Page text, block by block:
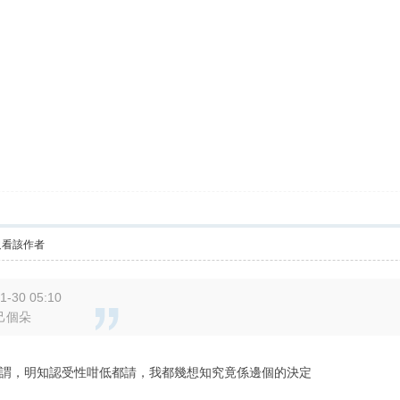
看該作者
30 05:10
個朵
，明知認受性咁低都請，我都幾想知究竟係邊個的決定